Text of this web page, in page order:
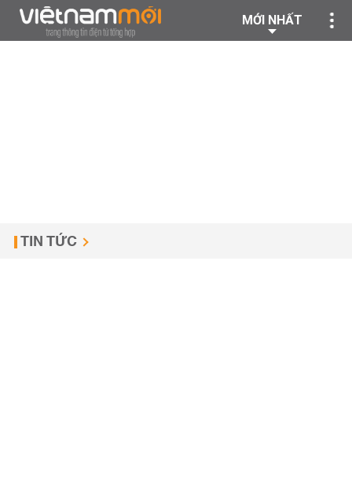
MỚI NHẤT
TIN TỨC